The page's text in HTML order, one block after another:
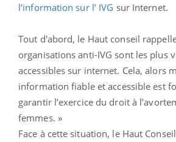
l’information sur l’ IVG sur Internet.
Tout d'abord, le Haut conseil
organisations anti-IVG sont les plus
accessibles sur internet. Cela, alors
information fiable et accessible est
garantir l’exercice du droit à
femmes. »
Face à cette situation, le Haut